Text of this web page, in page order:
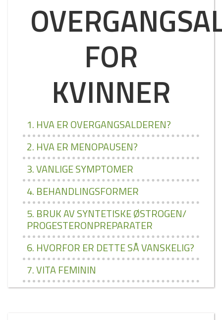
FOR
KVINNER
1. HVA ER OVERGANGSALDEREN?
2. HVA ER MENOPAUSEN?
3. VANLIGE SYMPTOMER
4. BEHANDLINGSFORMER
5. BRUK AV SYNTETISKE ØSTROGEN/
PROGESTERONPREPARATER
6. HVORFOR ER DETTE SÅ VANSKELIG?
7. VITA FEMININ